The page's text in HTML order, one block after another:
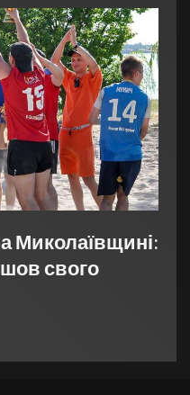
Миколаївщині:
свого